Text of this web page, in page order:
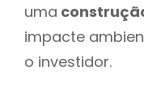
uma
impacte
o investidor.